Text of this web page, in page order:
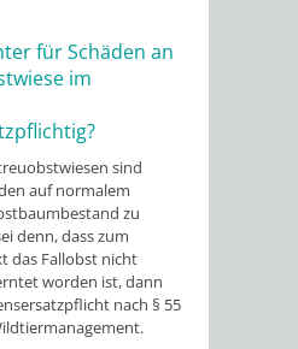
für Schäden an
im
sind
auf normalem
zu
denn, dass zum
das Fallobst nicht
worden ist, dann
nach § 55